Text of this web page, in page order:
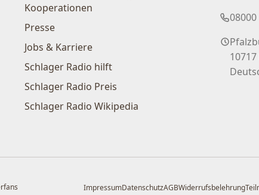
Kooperationen
Presse
Jobs & Karriere
Schlager Radio hilft
Schlager Radio Preis
Schlager Radio Wikipedia
08000
ImpressumDatenschutzAGBWiderrufsbelehrung